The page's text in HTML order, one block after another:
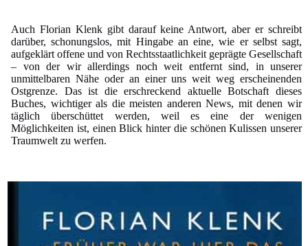
Auch Florian Klenk gibt darauf keine Antwort, aber er schreibt
darüber, schonungslos, mit Hingabe an eine, wie er selbst sagt,
aufgeklärt offene und von Rechtsstaatlichkeit geprägte Gesellschaft
– von der wir allerdings noch weit entfernt sind, in unserer
unmittelbaren Nähe oder an einer uns weit weg erscheinenden
Ostgrenze. Das ist die erschreckend aktuelle Botschaft dieses
Buches, wichtiger als die meisten anderen News, mit denen wir
täglich überschüttet werden, weil es eine der wenigen
Möglichkeiten ist, einen Blick hinter die schönen Kulissen unserer
Traumwelt zu werfen.